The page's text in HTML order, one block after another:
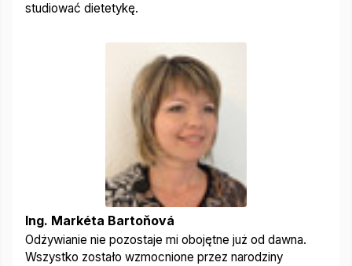
studiować dietetykę.
Ing. Markéta Bartoňová
Odżywianie nie pozostaje mi obojętne już od dawna.
Wszystko zostało wzmocnione przez narodziny